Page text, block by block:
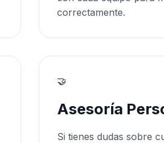
correctamente.
🤝
Asesoría
Si tienes dudas sobre